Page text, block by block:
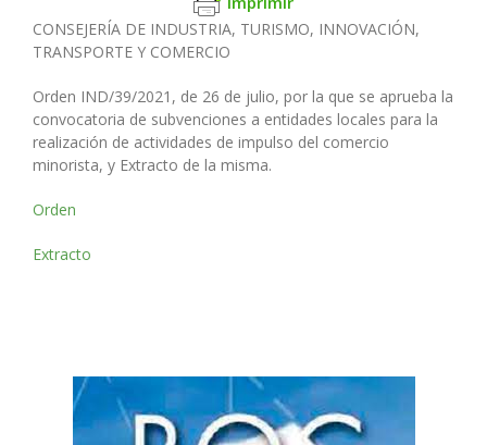
CONSEJERÍA DE INDUSTRIA, TURISMO, INNOVACIÓN,
TRANSPORTE Y COMERCIO
Orden IND/39/2021, de 26 de julio, por la que se aprueba la
convocatoria de subvenciones a entidades locales para la
realización de actividades de impulso del comercio
minorista, y Extracto de la misma.
Orden
Extracto